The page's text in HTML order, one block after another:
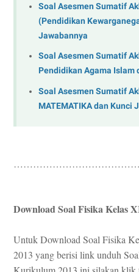
Soal Asesmen Sumatif
(Pendidikan
Jawabannya
Soal Asesmen Sumatif
Pendidikan Agama Islam
Soal Asesmen Sumatif
MATEMATIKA dan Kunci
Download Soal Fisika Kelas
Untuk Download Soal Fisika
2013 yang berisi link unduh